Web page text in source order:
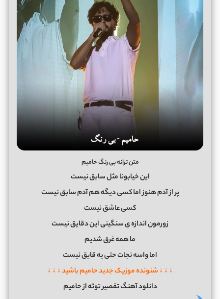
متن ترانه بی رنگ حامیم
این خیابونا مثل سابق نیست
پر از آدم هنوز اما کسی دیگه هم آدم سابق نیست
کسی عاشق نیست
زورمون اندازه ی سنگینی این دقایق نیست
ما همه غرق شدیم
اما واسه نجات حتی یه قایق نیست
↓ ↓ ↓ شنونده موزیک جدید حامیم باشید ↓ ↓ ↓
دانلود آهنگ تقصیر توئه از حامیم